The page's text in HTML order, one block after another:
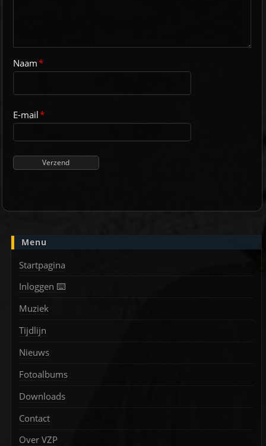
Naam*
E-mail*
Menu
Startpagina
Inloggen ⌨️
Muziek
Tijdlijn
Nieuws
Fotoalbums
Downloads
Contact
Over VZP